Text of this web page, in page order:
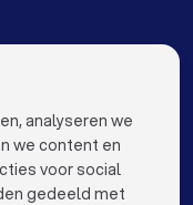
Gent
analyseren we
we content en
voor social
gedeeld met